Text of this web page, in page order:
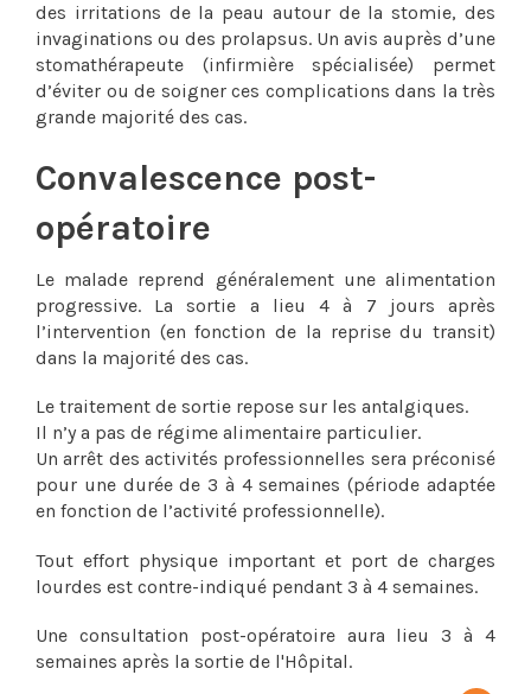
des irritations de la peau autour de la stomie, des
invaginations ou des prolapsus. Un avis auprès d’une
stomathérapeute (infirmière spécialisée) permet
d’éviter ou de soigner ces complications dans la très
grande majorité des cas.
Convalescence post-
opératoire
Le malade reprend généralement une alimentation
progressive. La sortie a lieu 4 à 7 jours après
l’intervention (en fonction de la reprise du transit)
dans la majorité des cas.
Le traitement de sortie repose sur les antalgiques.
Il n’y a pas de régime alimentaire particulier.
Un arrêt des activités professionnelles sera préconisé
pour une durée de 3 à 4 semaines (période adaptée
en fonction de l’activité professionnelle).
Tout effort physique important et port de charges
lourdes est contre-indiqué pendant 3 à 4 semaines.
Une consultation post-opératoire aura lieu 3 à 4
semaines après la sortie de l'Hôpital.